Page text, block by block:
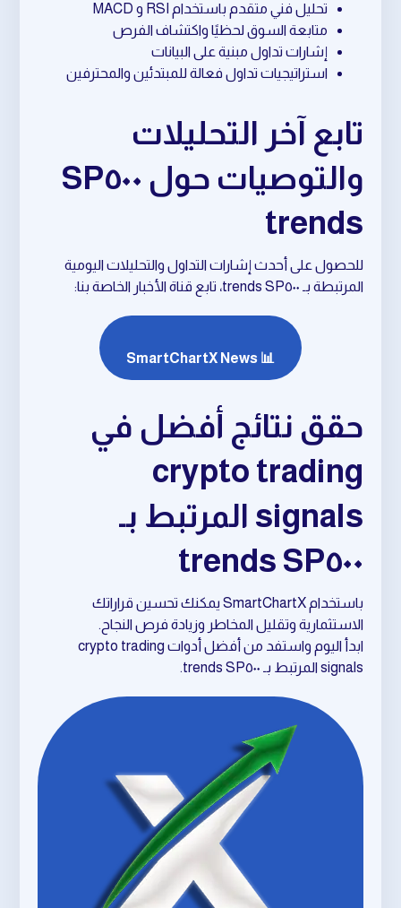
تحليل فني متقدم باستخدام RSI و MACD
متابعة السوق لحظيًا واكتشاف الفرص
إشارات تداول مبنية على البيانات
استراتيجيات تداول فعالة للمبتدئين والمحترفين
تابع آخر التحليلات
والتوصيات حول SP٥٠٠
trends
للحصول على أحدث إشارات التداول والتحليلات اليومية
المرتبطة بـ SP٥٠٠ trends، تابع قناة الأخبار الخاصة بنا:
📊 SmartChartX News
حقق نتائج أفضل في
crypto trading
signals المرتبط بـ
SP٥٠٠ trends
باستخدام SmartChartX يمكنك تحسين قراراتك
الاستثمارية وتقليل المخاطر وزيادة فرص النجاح.
ابدأ اليوم واستفد من أفضل أدوات crypto trading
signals المرتبط بـ SP٥٠٠ trends.